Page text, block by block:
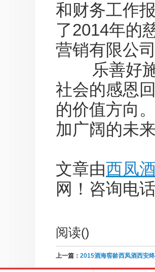
和财务工作
了2014年的
营销有限公
乐善好施
社会的感恩
的价值方向
加广阔的未
文章由西凤
网！咨询电
阅读()
上一篇： 2015酒海窖龄西凤酒西安